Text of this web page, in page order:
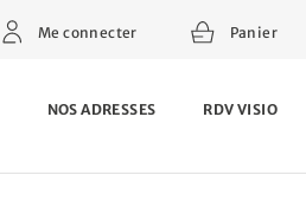
Me connecter Panier
NOS ADRESSES RDV VISIO